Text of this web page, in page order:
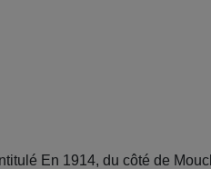
En 1914, du côté de